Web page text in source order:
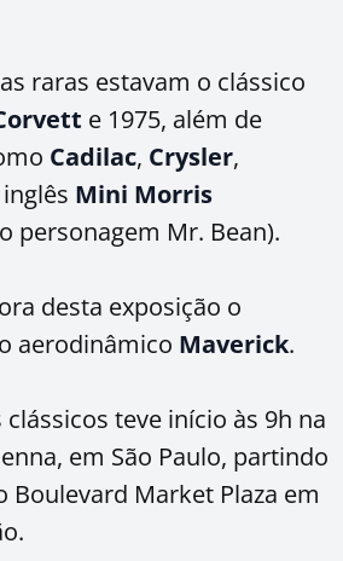
raras estavam o clássico
e 1975, além de
Cadilac, Crysler,
Mini Morris
personagem Mr. Bean).
desta exposição o
aerodinâmico Maverick.
teve início às 9h na
em São Paulo, partindo
Boulevard Market Plaza em